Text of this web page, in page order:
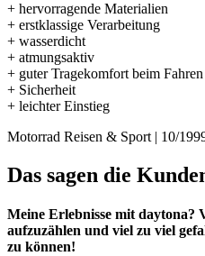
+ hervorragende Materialien
+ erstklassige Verarbeitung
+ wasserdicht
+ atmungsaktiv
+ guter Tragekomfort beim
+ Sicherheit
+ leichter Einstieg
Motorrad Reisen & Sport | 10/
Das sagen die
Meine Erlebnisse mit daytona?
aufzuzählen und viel zu viel
zu können!